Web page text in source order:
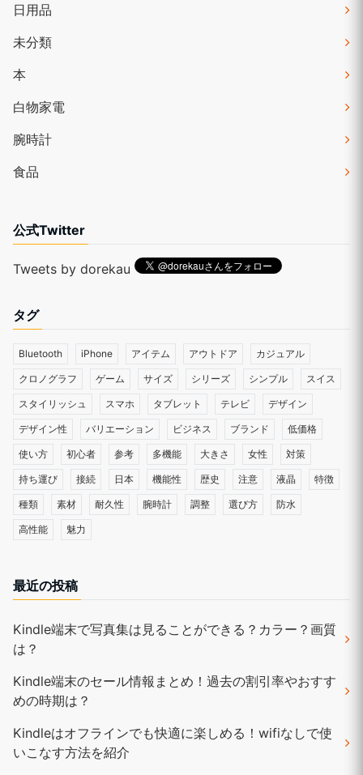
日用品
未分類
本
白物家電
腕時計
食品
公式Twitter
Tweets by dorekau
タグ
Bluetooth iPhone アイテム アウトドア カジュアル
クロノグラフ ゲーム サイズ シリーズ シンプル スイス
スタイリッシュ スマホ タブレット テレビ デザイン
デザイン性 バリエーション ビジネス ブランド 低価格
使い方 初心者 参考 多機能 大きさ 女性 対策
持ち運び 接続 日本 機能性 歴史 注意 液晶 特徴
種類 素材 耐久性 腕時計 調整 選び方 防水
高性能 魅力
最近の投稿
Kindle端末で写真集は見ることができる？カラー？画質
は？
Kindle端末のセール情報まとめ！過去の割引率やおすす
めの時期は？
Kindleはオフラインでも快適に楽しめる！wifiなしで使
いこなす方法を紹介